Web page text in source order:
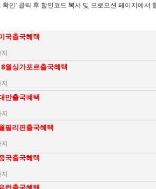
확인' 클릭 후 할인코드 복사 및 프로모션 페이지에서
국출국혜택
월싱가포르출국혜택
만출국혜택
필리핀출국혜택
국출국혜택